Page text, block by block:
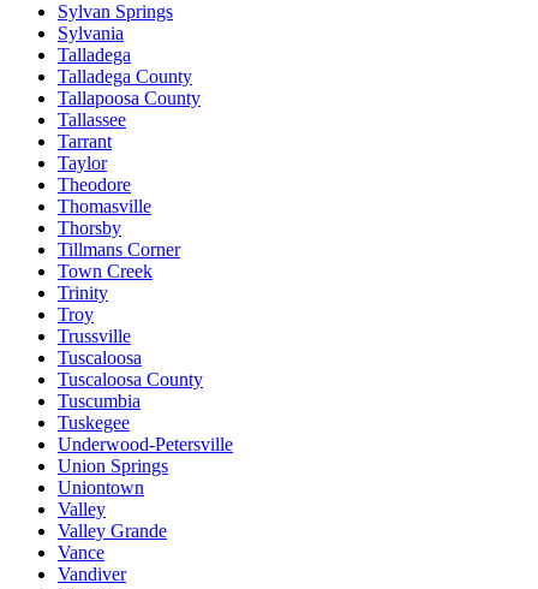
Sylvan Springs
Sylvania
Talladega
Talladega County
Tallapoosa County
Tallassee
Tarrant
Taylor
Theodore
Thomasville
Thorsby
Tillmans Corner
Town Creek
Trinity
Troy
Trussville
Tuscaloosa
Tuscaloosa County
Tuscumbia
Tuskegee
Underwood-Petersville
Union Springs
Uniontown
Valley
Valley Grande
Vance
Vandiver